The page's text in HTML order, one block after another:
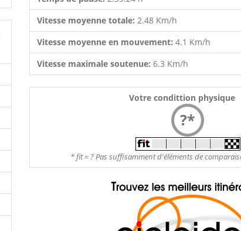
Vitesse moyenne totale: 2.48 Km/h
Vitesse moyenne en mouvement: 4.1 Km/h
Vitesse maximale soutenue: 6.3 Km/h
Votre condittion physique
?*
* fit = ? Pas suffisamment d'éléments de